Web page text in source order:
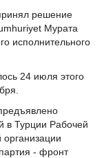
решение
Мурата
исполнительного
24 июля этого
в Турции Рабочей
организации
- фронт